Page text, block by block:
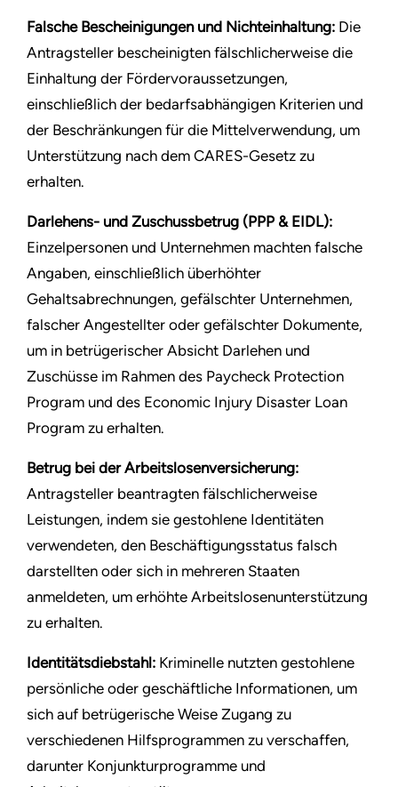
Falsche Bescheinigungen und Nichteinhaltung: Die
Antragsteller bescheinigten fälschlicherweise die
Einhaltung der Fördervoraussetzungen,
einschließlich der bedarfsabhängigen Kriterien und
der Beschränkungen für die Mittelverwendung, um
Unterstützung nach dem CARES-Gesetz zu
erhalten.
Darlehens- und Zuschussbetrug (PPP & EIDL):
Einzelpersonen und Unternehmen machten falsche
Angaben, einschließlich überhöhter
Gehaltsabrechnungen, gefälschter Unternehmen,
falscher Angestellter oder gefälschter Dokumente,
um in betrügerischer Absicht Darlehen und
Zuschüsse im Rahmen des Paycheck Protection
Program und des Economic Injury Disaster Loan
Program zu erhalten.
Betrug bei der Arbeitslosenversicherung:
Antragsteller beantragten fälschlicherweise
Leistungen, indem sie gestohlene Identitäten
verwendeten, den Beschäftigungsstatus falsch
darstellten oder sich in mehreren Staaten
anmeldeten, um erhöhte Arbeitslosenunterstützung
zu erhalten.
Identitätsdiebstahl: Kriminelle nutzten gestohlene
persönliche oder geschäftliche Informationen, um
sich auf betrügerische Weise Zugang zu
verschiedenen Hilfsprogrammen zu verschaffen,
darunter Konjunkturprogramme und